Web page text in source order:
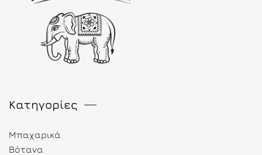
Κατηγορίες
Μπαχαρικά
Βότανα